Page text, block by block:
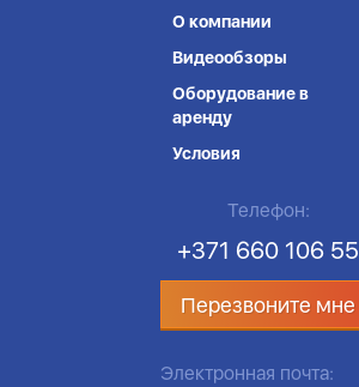
О компании
Видеообзоры
Оборудование в
аренду
Условия
Телефон:
+371 660 106 55
Перезвоните мне
Электронная почта: